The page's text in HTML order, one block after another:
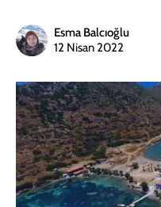
Esma Balcıoğlu
12 Nisan 2022